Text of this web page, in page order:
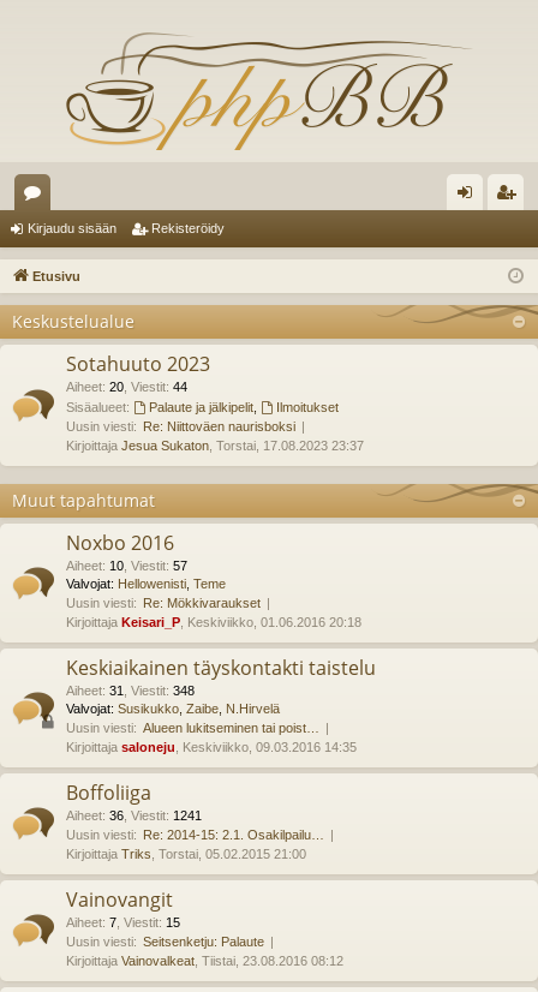
es
ku
el
t
au
si
ist
öi
Kirjaudu sisään Rekisteröidy
Etusivu
Keskustelualue
Sotahuuto 2023
Aiheet: 20 Viestit: 44
Sisäalueet:
Palaute ja jälkipelit,
Ilmoitukset
Uusin viesti: Re: Niittoväen naurisboksi
Kirjoittaja Jesua Sukaton , Torstai, 17.08.2023 23:37
Muut tapahtumat
Noxbo 2016
Aiheet: 10 Viestit: 57
Valvojat: Hellowenisti Teme
Uusin viesti: Re: Mökkivaraukset
Kirjoittaja Keisari_P , Keskiviikko, 01.06.2016 20:18
Keskiaikainen täyskontakti taistelu
Aiheet: 31 Viestit: 348
Valvojat: Susikukko Zaibe N.Hirvelä
Uusin viesti: Alueen lukitseminen tai poist…
Kirjoittaja saloneju , Keskiviikko, 09.03.2016 14:35
Boffoliiga
Aiheet: 36 Viestit: 1241
Uusin viesti: Re: 2014-15: 2.1. Osakilpailu…
Kirjoittaja Triks , Torstai, 05.02.2015 21:00
Vainovangit
Aiheet: 7 Viestit: 15
Uusin viesti: Seitsenketju: Palaute
Kirjoittaja Vainovalkeat , Tiistai, 23.08.2016 08:12